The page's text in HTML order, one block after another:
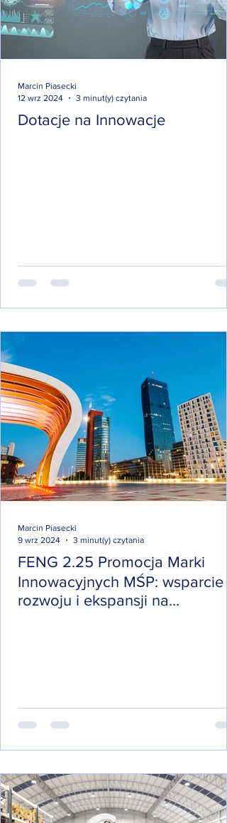
Dotacje na Innowacje
Marcin Piasecki
12 wrz 2024
3 minut(y) czytania
FENG 2.25 Promocja Marki
Innowacyjnych MŚP: wsparcie
rozwoju i ekspansji na
Marcin Piasecki
9 wrz 2024
3 minut(y) czytania